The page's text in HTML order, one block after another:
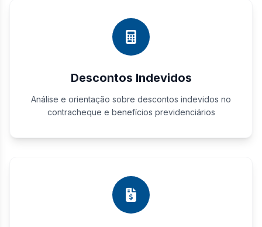
Descontos Indevidos
Análise e orientação sobre descontos indevidos no
contracheque e benefícios previdenciários